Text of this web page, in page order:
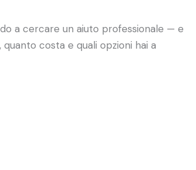
a cercare un aiuto professionale — e
costa e quali opzioni hai a